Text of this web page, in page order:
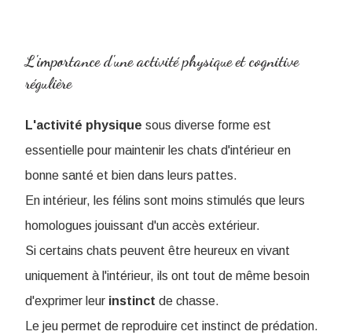
L'importance d'une activité physique et cognitive
régulière
L'activité physique sous diverse forme est
essentielle pour maintenir les chats d'intérieur en
bonne santé et bien dans leurs pattes.
En intérieur, les félins sont moins stimulés que leurs
homologues jouissant d'un accès extérieur.
Si certains chats peuvent être heureux en vivant
uniquement à l'intérieur, ils ont tout de même besoin
d'exprimer leur instinct de chasse.
Le jeu permet de reproduire cet instinct de prédation.